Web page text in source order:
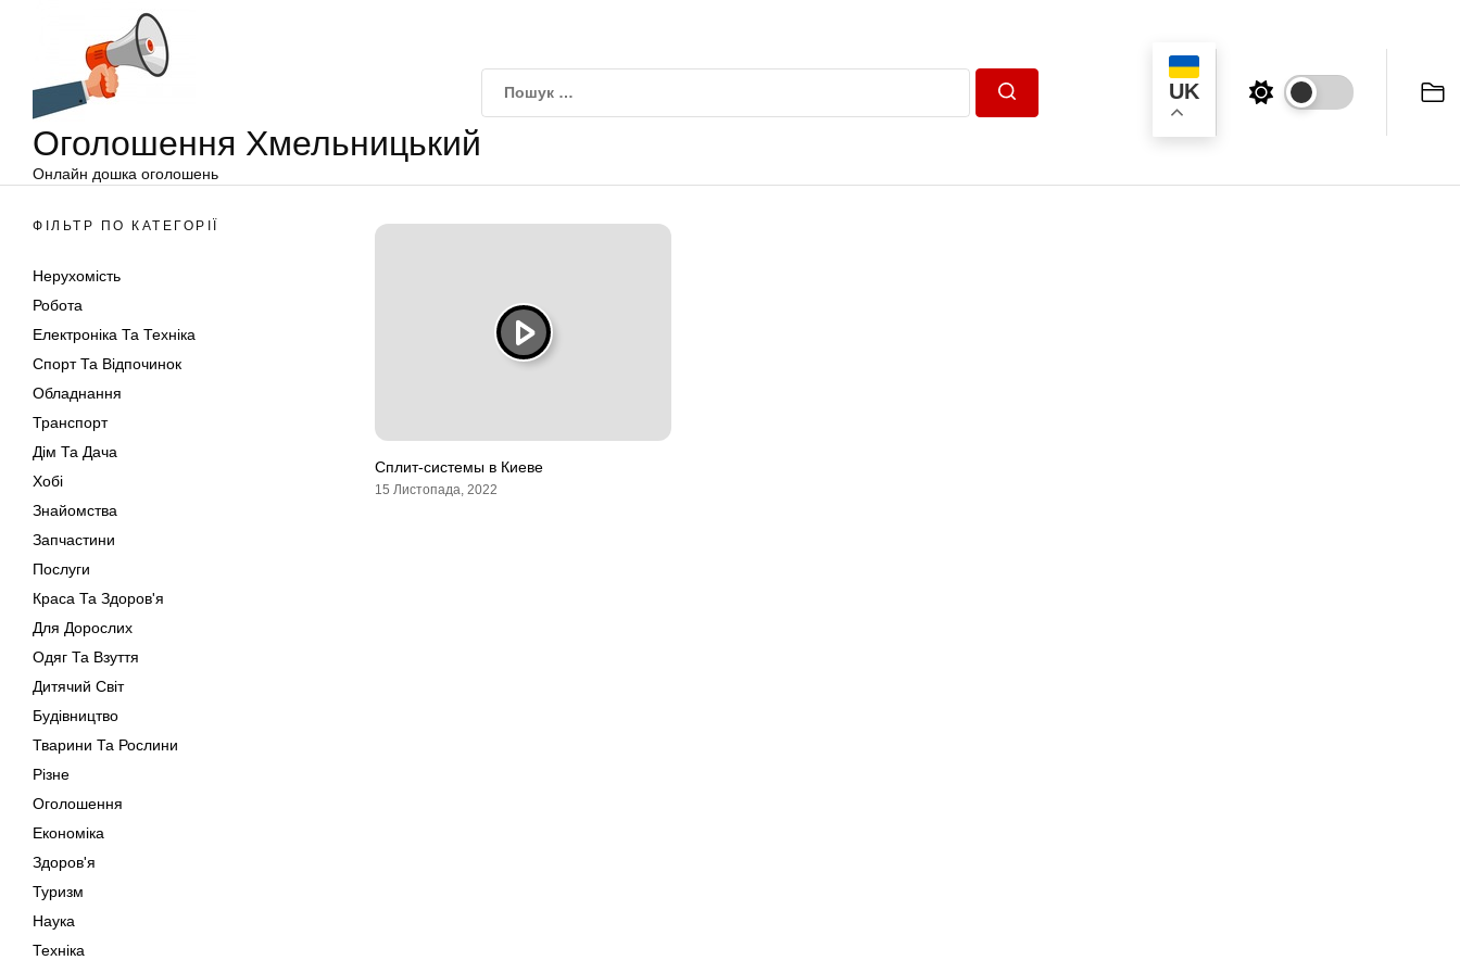
Оголошення Хмельницький
Онлайн дошка оголошень
UK
ФІЛЬТР ПО КАТЕГОРІЇ
Нерухомість
Робота
Електроніка Та Техніка
Спорт Та Відпочинок
Обладнання
Транспорт
Дім Та Дача
Хобі
Знайомства
Запчастини
Послуги
Краса Та Здоров'я
Для Дорослих
Одяг Та Взуття
Дитячий Світ
Будівництво
Тварини Та Рослини
Різне
Оголошення
Економіка
Здоров'я
Туризм
Наука
Техніка
Сплит-системы в Киеве
15 Листопада, 2022